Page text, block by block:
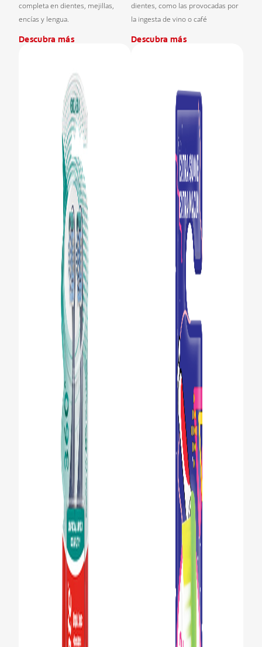
completa en dientes, mejillas,
encías y lengua.
Descubra más
dientes, como las provocadas por
la ingesta de vino o café
Descubra más